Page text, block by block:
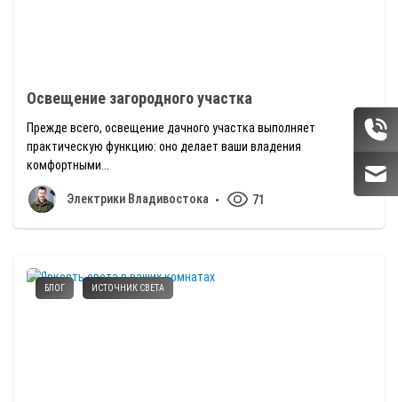
Освещение загородного участка
Прежде всего, освещение дачного участка выполняет
практическую функцию: оно делает ваши владения
комфортными...
Электрики Владивостока 71
БЛОГ ИСТОЧНИК СВЕТА